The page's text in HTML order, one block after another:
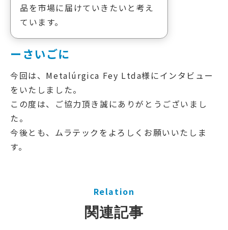
品を市場に届けていきたいと考え
ています。
ーさいごに
今回は、Metalúrgica Fey Ltda様にインタビュー
をいたしました。
この度は、ご協力頂き誠にありがとうございまし
た。
今後とも、ムラテックをよろしくお願いいたしま
す。
Relation
関連記事